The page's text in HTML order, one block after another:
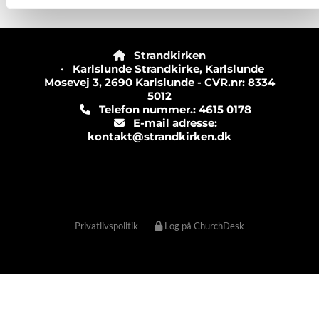

Strandkirken
· Karlslunde Strandkirke, Karlslunde
Mosevej 3, 2690 Karlslunde - CVR.nr: 8334
5012
Telefon nummer.: 4615 0178
E-mail adresse:
kontakt@strandkirken.dk
Privatlivspolitik Log på ChurchDesk